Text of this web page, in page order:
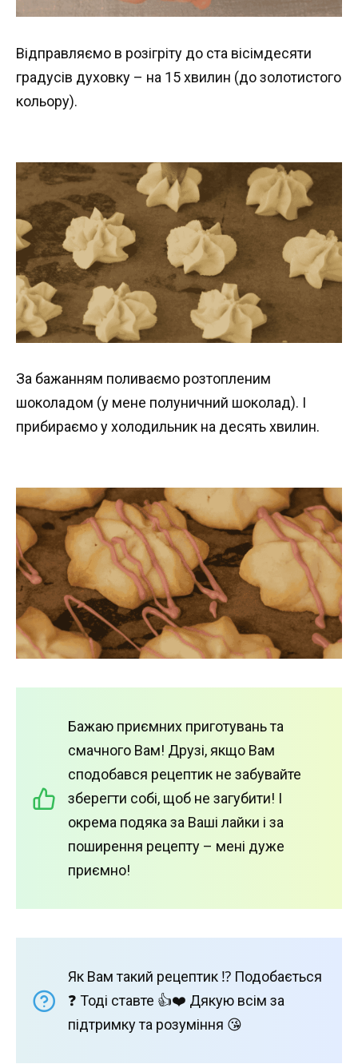
Відправляємо в розігріту до ста вісімдесяти
градусів духовку – на 15 хвилин (до золотистого
кольору).
За бажанням поливаємо розтопленим
шоколадом (у мене полуничний шоколад). І
прибираємо у холодильник на десять хвилин.
Бажаю приємних приготувань та
смачного Вам! Друзі, якщо Вам
сподобався рецептик не забувайте
зберегти собі, щоб не загубити! І
окрема подяка за Ваші лайки і за
поширення рецепту – мені дуже
приємно!
Як Вам такий рецептик ⁉️ Подобається
❓ Тоді ставте 👍❤️ Дякую всім за
підтримку та розуміння 😘